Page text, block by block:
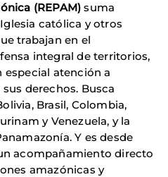
(REPAM)suma
católica y otros
trabajan en el
integral de territorios,
atención a
derechos. Busca
Brasil, Colombia,
y Venezuela, y la
Y es desde
acompañamiento directo
amazónicas y